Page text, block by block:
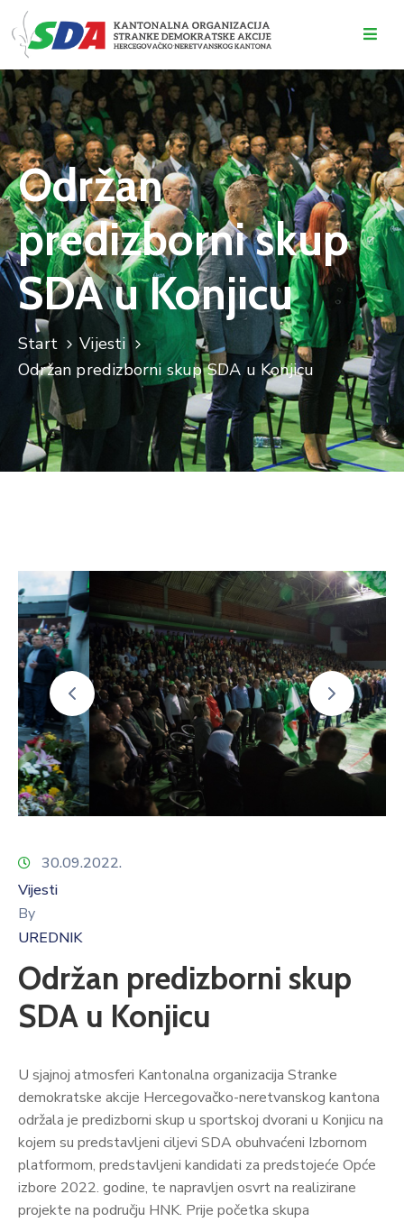
O
NAMA
DOGAĐAJI
VIJESTI
KONTAKT
Održan
predizborni skup
SDA u Konjicu
Start
Vijesti
Održan predizborni skup SDA u Konjicu
30.09.2022.
Vijesti
By
UREDNIK
Održan predizborni skup
SDA u Konjicu
U sjajnoj atmosferi Kantonalna organizacija Stranke
demokratske akcije Hercegovačko-neretvanskog kantona
održala je predizborni skup u sportskoj dvorani u Konjicu na
kojem su predstavljeni ciljevi SDA obuhvaćeni Izbornom
platformom, predstavljeni kandidati za predstojeće Opće
izbore 2022. godine, te napravljen osvrt na realizirane
projekte na području HNK. Prije početka skupa